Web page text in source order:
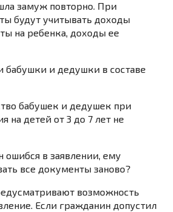
замуж повторно. При
будут учитывать доходы
на ребенка, доходы ее
бабушки и дедушки в составе
бабушек и дедушек при
на детей от 3 до 7 лет не
ошибся в заявлении, ему
все документы заново?
возможность
Если гражданин допустил